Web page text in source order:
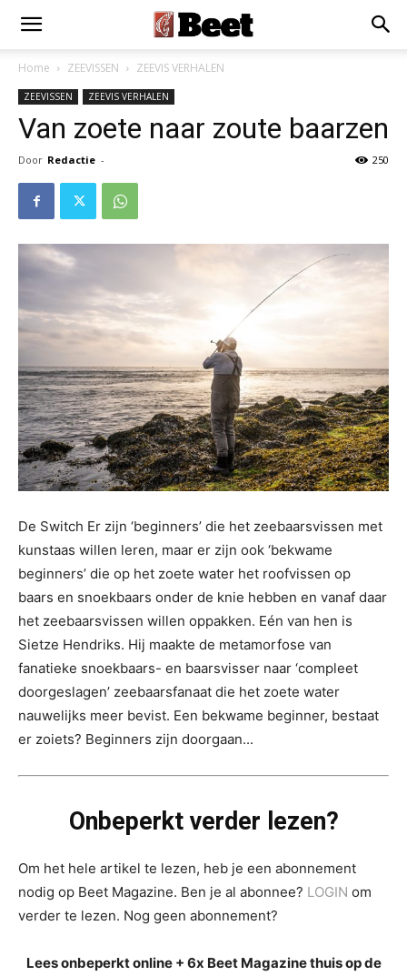
Home ZEEVISSEN ZEEVIS VERHALEN
ZEEVISSEN ZEEVIS VERHALEN
Van zoete naar zoute baarzen
Door Redactie - 250
De Switch Er zijn ‘beginners’ die het zeebaarsvissen met
kunstaas willen leren, maar er zijn ook ‘bekwame
beginners’ die op het zoete water het roofvissen op
baars en snoekbaars onder de knie hebben en vanaf daar
het zeebaarsvissen willen oppakken. Eén van hen is
Sietze Hendriks. Hij maakte de metamorfose van
fanatieke snoekbaars- en baarsvisser naar ‘compleet
doorgeslagen’ zeebaarsfanaat die het zoete water
nauwelijks meer bevist. Een bekwame beginner, bestaat
er zoiets? Beginners zijn doorgaan...
Onbeperkt verder lezen?
Om het hele artikel te lezen, heb je een abonnement
nodig op Beet Magazine. Ben je al abonnee? LOGIN om
verder te lezen. Nog geen abonnement?
Lees onbeperkt online + 6x Beet Magazine thuis op de
Installeren